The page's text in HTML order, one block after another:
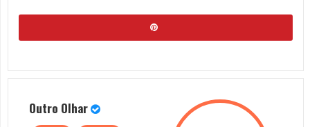
Outro Olhar